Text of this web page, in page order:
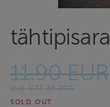
tähtipisara
11.90 EUR
Incl. VAT 24.00%
SOLD OUT